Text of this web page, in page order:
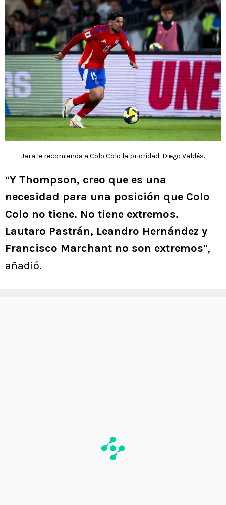
Jara le recomienda a Colo Colo la prioridad: Diego Valdés.
“Y Thompson, creo que es una
necesidad para una posición que Colo
Colo no tiene. No tiene extremos.
Lautaro Pastrán, Leandro Hernández y
Francisco Marchant no son extremos“,
añadió.